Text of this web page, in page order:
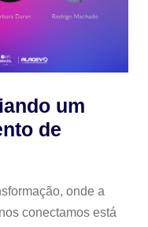
um
de
onde a
conectamos está